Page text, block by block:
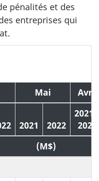
pénalités et des
entreprises qui
Mai
2021 2022
2021-
2022
(M$)